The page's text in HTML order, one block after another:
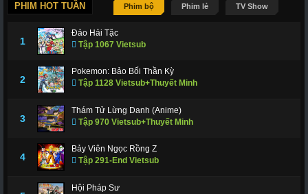
PHIM HOT TUẦN Phim bộ Phim lẻ TV Show
1
Đảo Hải Tặc
Tập 1067 Vietsub
2
Pokemon: Bảo Bối Thần Kỳ
Tập 1128 Vietsub+Thuyết Minh
3
Thám Tử Lừng Danh (Anime)
Tập 970 Vietsub+Thuyết Minh
4
Bảy Viên Ngọc Rồng Z
Tập 291-End Vietsub
Hội Pháp Sư